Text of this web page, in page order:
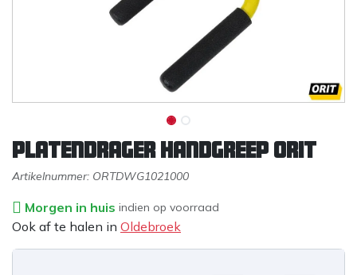
Platendrager handgreep ORIT
Artikelnummer: ORTDWG1021000
Morgen in huis indien op voorraad
Ook af te halen in Oldebroek